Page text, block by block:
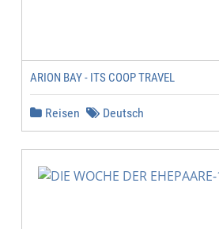
ARION BAY - ITS COOP TRAVEL
Reisen Deutsch